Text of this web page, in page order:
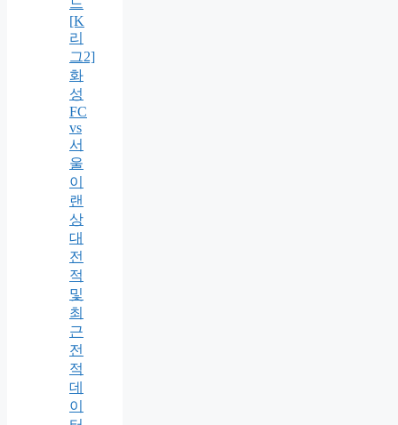
드
[K
리
그2]
화
성
FC
vs
서
울
이
랜
상
대
전
적
및
최
근
전
적
데
이